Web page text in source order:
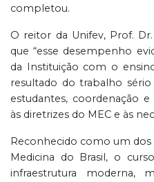
completou.
O reitor da Unifev, Prof.
que “esse desempenho
da Instituição com o
resultado do trabalho
estudantes, coordenação
às diretrizes do MEC e às
Reconhecido como um
Medicina do Brasil, o
infraestrutura moderna,